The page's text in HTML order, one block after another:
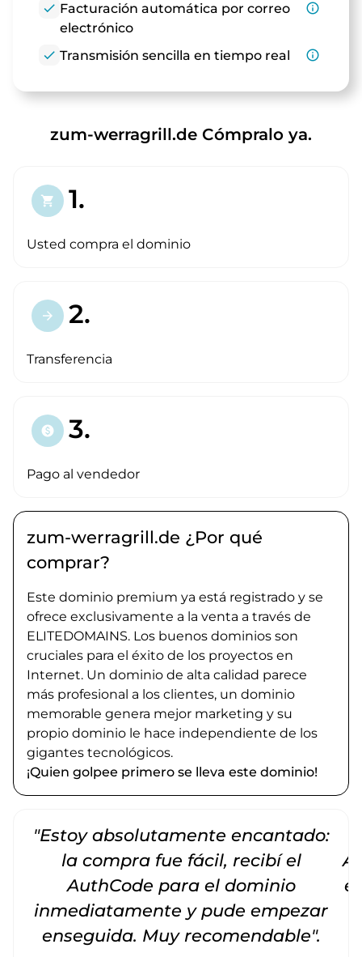
check Facturación automática por correo
electrónico
info_outline
check Transmisión sencilla en tiempo real info_outline
zum-werragrill.de Cómpralo ya.
shopping_cart 1.
Usted compra el dominio
arrow_forward 2.
Transferencia
paid 3.
Pago al vendedor
zum-werragrill.de ¿Por qué
comprar?
Este dominio premium ya está registrado y se
ofrece exclusivamente a la venta a través de
ELITEDOMAINS. Los buenos dominios son
cruciales para el éxito de los proyectos en
Internet. Un dominio de alta calidad parece
más profesional a los clientes, un dominio
memorable genera mejor marketing y su
propio dominio le hace independiente de los
gigantes tecnológicos.
¡Quien golpee primero se lleva este dominio!
"Estoy absolutamente encantado:
la compra fue fácil, recibí el
AuthCode para el dominio
inmediatamente y pude empezar
enseguida. Muy recomendable".